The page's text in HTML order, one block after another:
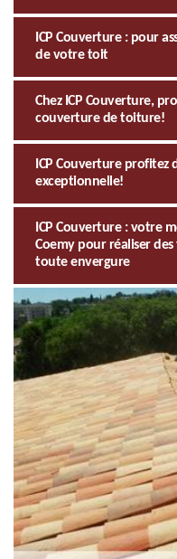
ICP Couverture : pour
de votre toit
Chez ICP Couverture,
couverture de toiture!
ICP Couverture
exceptionnelle!
ICP Couverture : votre
Coemy pour réaliser
toute envergure